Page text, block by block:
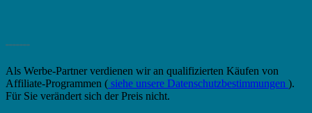
Als Werbe-Partner verdienen wir an qualifizierten Käufen von
Affiliate-Programmen ( siehe unsere Datenschutzbestimmungen ).
Für Sie verändert sich der Preis nicht.